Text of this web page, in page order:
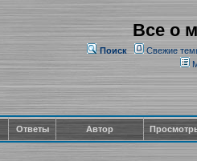
Все о
Поиск Свежие
Ответы Автор